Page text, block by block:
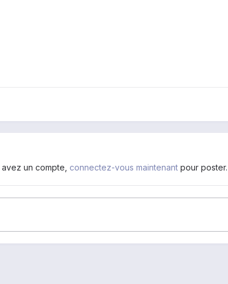
un compte, connectez-vous maintenant pour poster.